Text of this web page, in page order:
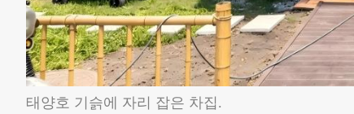
태양호 기슭에 자리 잡은 차집.